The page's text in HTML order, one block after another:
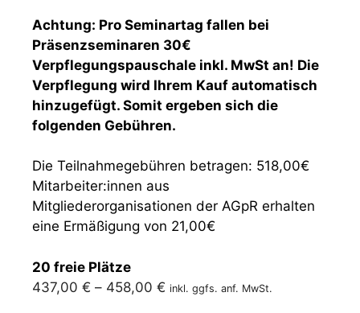
Achtung: Pro Seminartag fallen bei
Präsenzseminaren 30€
Verpflegungspauschale inkl. MwSt an! Die
Verpflegung wird Ihrem Kauf automatisch
hinzugefügt. Somit ergeben sich die
folgenden Gebühren.
Die Teilnahmegebühren betragen: 518,00€
Mitarbeiter:innen aus
Mitgliederorganisationen der AGpR erhalten
eine Ermäßigung von 21,00€
20 freie Plätze
437,00 € – 458,00 € inkl. ggfs. anf. MwSt.